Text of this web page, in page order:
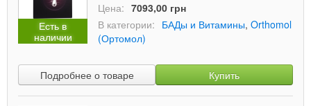
Есть в
наличии
Цена: 7093,00 грн
В категории: БАДы и Витамины, Orthomol
(Ортомол)
Подробнее о товаре Купить